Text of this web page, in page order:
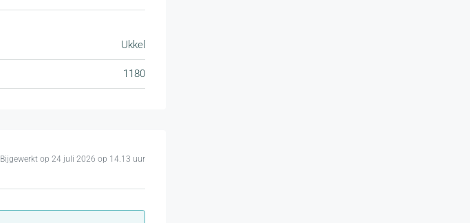
Ukkel
1180
Bijgewerkt op 24 juli 2026 op 14.13 uur